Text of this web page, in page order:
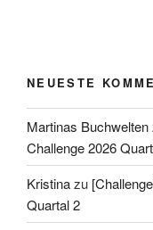
NEUESTE
Martinas Buchwelten
Challenge 2026
Kristinazu
Quartal 2